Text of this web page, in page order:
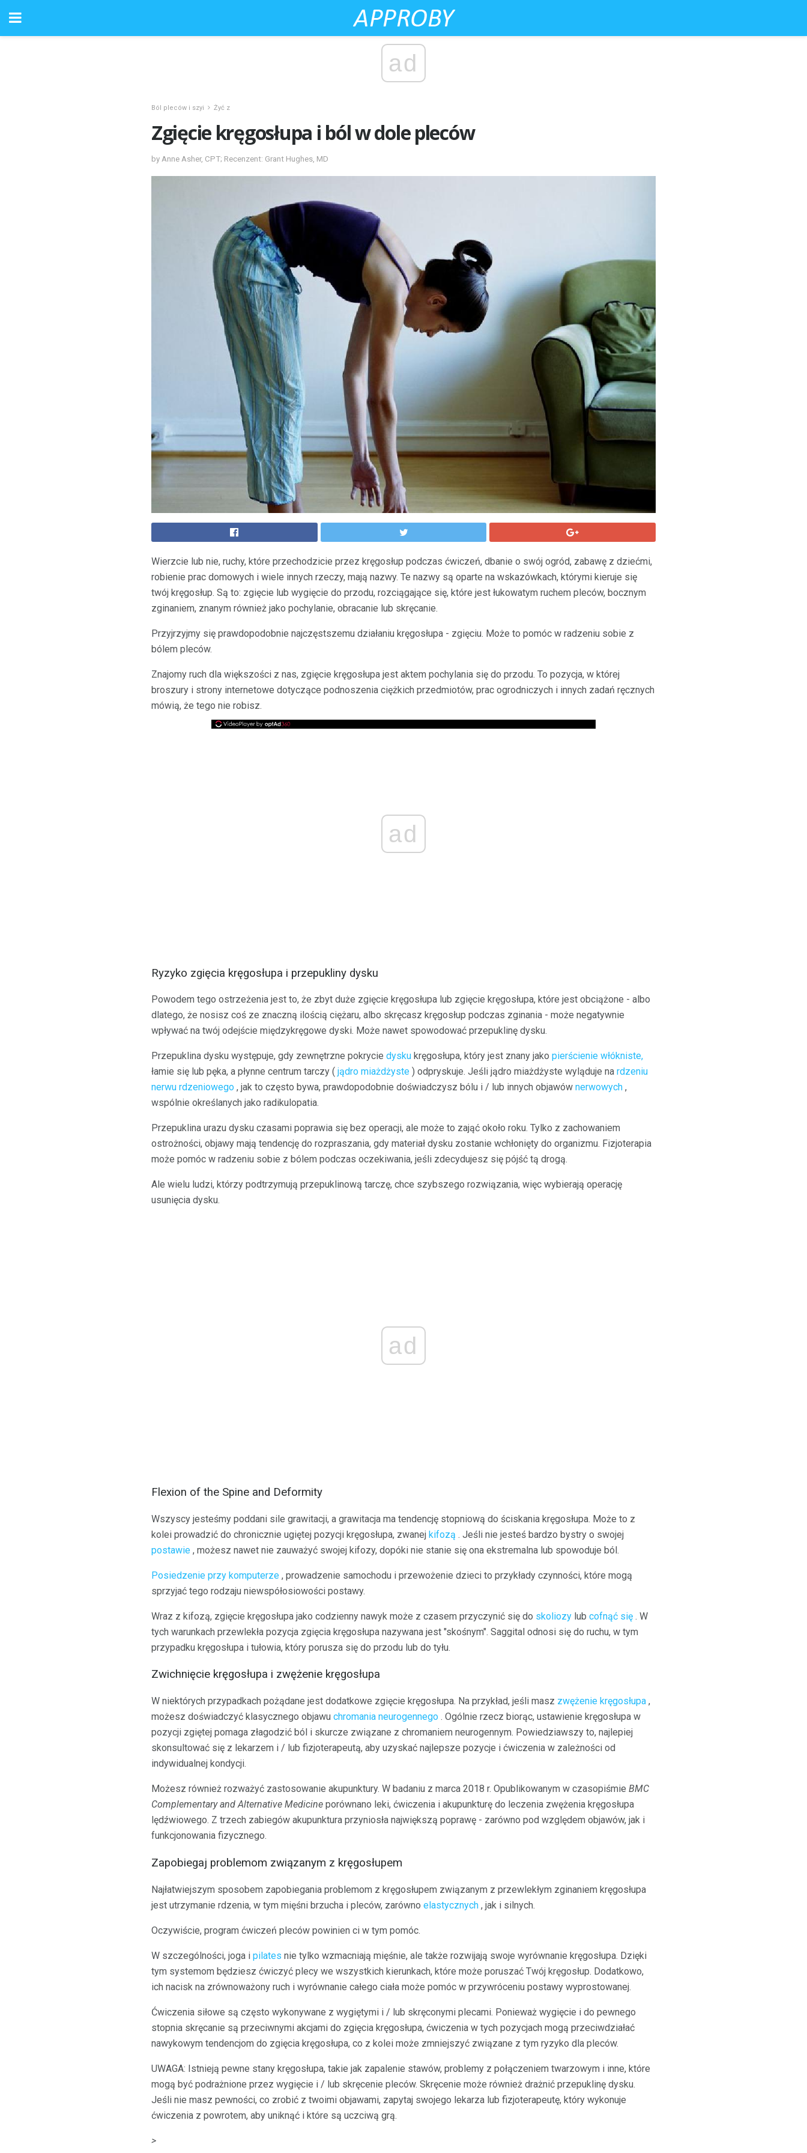
ad
Ból pleców i szyi Żyć z
Zgięcie kręgosłupa i ból w dole pleców
by Anne Asher, CPT; Recenzent: Grant Hughes, MD
Wierzcie lub nie, ruchy, które przechodzicie przez kręgosłup podczas ćwiczeń, dbanie o swój ogród, zabawę z dziećmi,
robienie prac domowych i wiele innych rzeczy, mają nazwy. Te nazwy są oparte na wskazówkach, którymi kieruje się
twój kręgosłup. Są to: zgięcie lub wygięcie do przodu, rozciągające się, które jest łukowatym ruchem pleców, bocznym
zginaniem, znanym również jako pochylanie, obracanie lub skręcanie.
Przyjrzyjmy się prawdopodobnie najczęstszemu działaniu kręgosłupa - zgięciu. Może to pomóc w radzeniu sobie z
bólem pleców.
Znajomy ruch dla większości z nas, zgięcie kręgosłupa jest aktem pochylania się do przodu. To pozycja, w której
broszury i strony internetowe dotyczące podnoszenia ciężkich przedmiotów, prac ogrodniczych i innych zadań ręcznych
mówią, że tego nie robisz.
ad
Ryzyko zgięcia kręgosłupa i przepukliny dysku
Powodem tego ostrzeżenia jest to, że zbyt duże zgięcie kręgosłupa lub zgięcie kręgosłupa, które jest obciążone - albo
dlatego, że nosisz coś ze znaczną ilością ciężaru, albo skręcasz kręgosłup podczas zginania - może negatywnie
wpływać na twój odejście międzykręgowe dyski. Może nawet spowodować przepuklinę dysku.
Przepuklina dysku występuje, gdy zewnętrzne pokrycie dysku kręgosłupa, który jest znany jako pierścienie włókniste,
łamie się lub pęka, a płynne centrum tarczy ( jądro miażdżyste ) odpryskuje. Jeśli jądro miażdżyste wyląduje na rdzeniu
nerwu rdzeniowego , jak to często bywa, prawdopodobnie doświadczysz bólu i / lub innych objawów nerwowych ,
wspólnie określanych jako radikulopatia.
Przepuklina urazu dysku czasami poprawia się bez operacji, ale może to zająć około roku. Tylko z zachowaniem
ostrożności, objawy mają tendencję do rozpraszania, gdy materiał dysku zostanie wchłonięty do organizmu. Fizjoterapia
może pomóc w radzeniu sobie z bólem podczas oczekiwania, jeśli zdecydujesz się pójść tą drogą.
Ale wielu ludzi, którzy podtrzymują przepuklinową tarczę, chce szybszego rozwiązania, więc wybierają operację
usunięcia dysku.
ad
Flexion of the Spine and Deformity
Wszyscy jesteśmy poddani sile grawitacji, a grawitacja ma tendencję stopniową do ściskania kręgosłupa. Może to z
kolei prowadzić do chronicznie ugiętej pozycji kręgosłupa, zwanej kifozą . Jeśli nie jesteś bardzo bystry o swojej
postawie , możesz nawet nie zauważyć swojej kifozy, dopóki nie stanie się ona ekstremalna lub spowoduje ból.
Posiedzenie przy komputerze , prowadzenie samochodu i przewożenie dzieci to przykłady czynności, które mogą
sprzyjać tego rodzaju niewspółosiowości postawy.
Wraz z kifozą, zgięcie kręgosłupa jako codzienny nawyk może z czasem przyczynić się do skoliozy lub cofnąć się . W
tych warunkach przewlekła pozycja zgięcia kręgosłupa nazywana jest "skośnym". Saggital odnosi się do ruchu, w tym
przypadku kręgosłupa i tułowia, który porusza się do przodu lub do tyłu.
Zwichnięcie kręgosłupa i zwężenie kręgosłupa
W niektórych przypadkach pożądane jest dodatkowe zgięcie kręgosłupa. Na przykład, jeśli masz zwężenie kręgosłupa ,
możesz doświadczyć klasycznego objawu chromania neurogennego . Ogólnie rzecz biorąc, ustawienie kręgosłupa w
pozycji zgiętej pomaga złagodzić ból i skurcze związane z chromaniem neurogennym. Powiedziawszy to, najlepiej
skonsultować się z lekarzem i / lub fizjoterapeutą, aby uzyskać najlepsze pozycje i ćwiczenia w zależności od
indywidualnej kondycji.
Możesz również rozważyć zastosowanie akupunktury. W badaniu z marca 2018 r. Opublikowanym w czasopiśmie BMC
Complementary and Alternative Medicine porównano leki, ćwiczenia i akupunkturę do leczenia zwężenia kręgosłupa
lędźwiowego. Z trzech zabiegów akupunktura przyniosła największą poprawę - zarówno pod względem objawów, jak i
funkcjonowania fizycznego.
Zapobiegaj problemom związanym z kręgosłupem
Najłatwiejszym sposobem zapobiegania problemom z kręgosłupem związanym z przewlekłym zginaniem kręgosłupa
jest utrzymanie rdzenia, w tym mięśni brzucha i pleców, zarówno elastycznych , jak i silnych.
Oczywiście, program ćwiczeń pleców powinien ci w tym pomóc.
W szczególności, joga i pilates nie tylko wzmacniają mięśnie, ale także rozwijają swoje wyrównanie kręgosłupa. Dzięki
tym systemom będziesz ćwiczyć plecy we wszystkich kierunkach, które może poruszać Twój kręgosłup. Dodatkowo,
ich nacisk na zrównoważony ruch i wyrównanie całego ciała może pomóc w przywróceniu postawy wyprostowanej.
Ćwiczenia siłowe są często wykonywane z wygiętymi i / lub skręconymi plecami. Ponieważ wygięcie i do pewnego
stopnia skręcanie są przeciwnymi akcjami do zgięcia kręgosłupa, ćwiczenia w tych pozycjach mogą przeciwdziałać
nawykowym tendencjom do zgięcia kręgosłupa, co z kolei może zmniejszyć związane z tym ryzyko dla pleców.
UWAGA: Istnieją pewne stany kręgosłupa, takie jak zapalenie stawów, problemy z połączeniem twarzowym i inne, które
mogą być podrażnione przez wygięcie i / lub skręcenie pleców. Skręcenie może również drażnić przepuklinę dysku.
Jeśli nie masz pewności, co zrobić z twoimi objawami, zapytaj swojego lekarza lub fizjoterapeutę, który wykonuje
ćwiczenia z powrotem, aby uniknąć i które są uczciwą grą.
>